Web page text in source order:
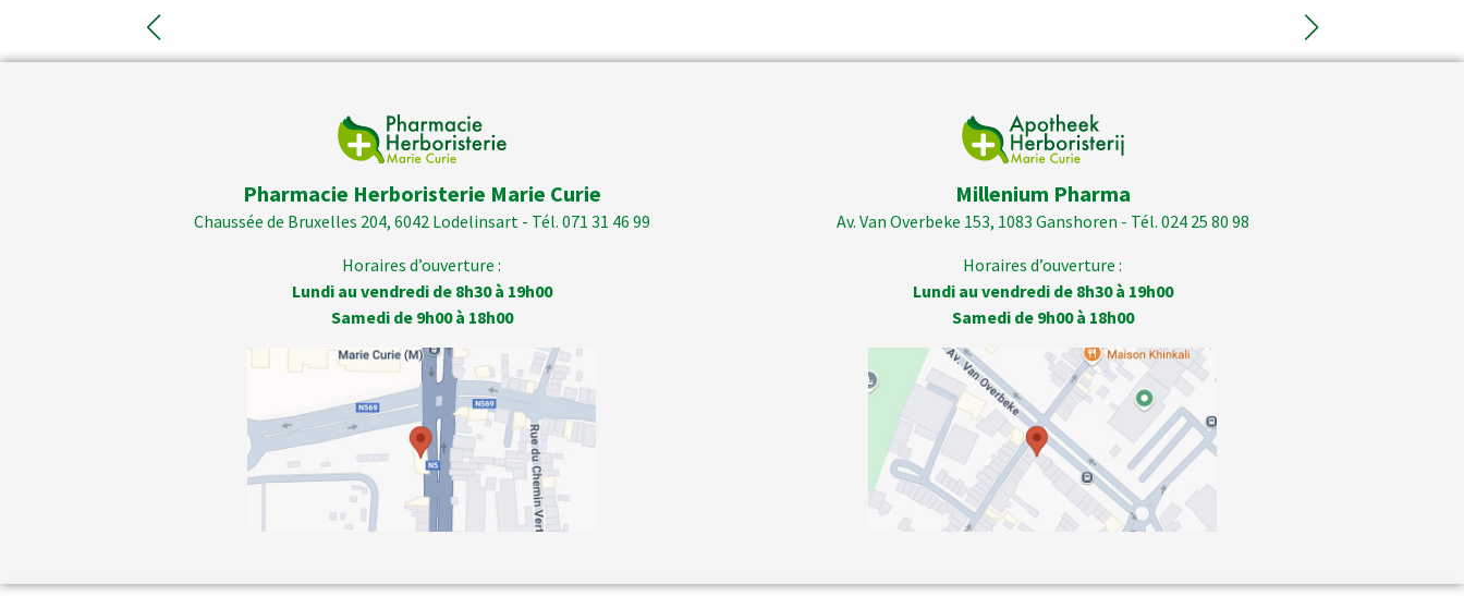
Pharmacie Herboristerie Marie Curie
Chaussée de Bruxelles 204, 6042 Lodelinsart - Tél. 071 31 46 99
Horaires d’ouverture :
Lundi au vendredi de 8h30 à 19h00
Samedi de 9h00 à 18h00
Millenium Pharma
Av. Van Overbeke 153, 1083 Ganshoren - Tél. 024 25 80 98
Horaires d’ouverture :
Lundi au vendredi de 8h30 à 19h00
Samedi de 9h00 à 18h00